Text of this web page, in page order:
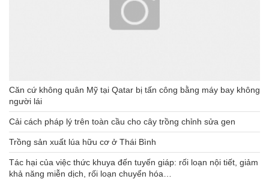
Căn cứ không quân Mỹ tại Qatar bị tấn công bằng máy bay không
người lái
Cải cách pháp lý trên toàn cầu cho cây trồng chỉnh sửa gen
Trồng sản xuất lúa hữu cơ ở Thái Bình
Tác hại của việc thức khuya đến tuyến giáp: rối loạn nội tiết, giảm
khả năng miễn dịch, rối loạn chuyển hóa…